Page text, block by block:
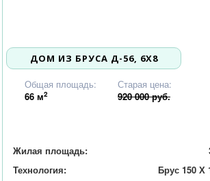
ДОМ ИЗ БРУСА Д-56, 6Х8
Старая цена:
920 000 руб.
Общая площадь:
66 м2
Жилая площадь:
Технология:
Брус 150 Х